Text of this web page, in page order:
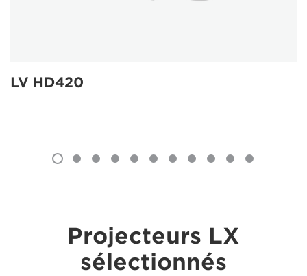
LV HD420
Projecteurs LX
sélectionnés